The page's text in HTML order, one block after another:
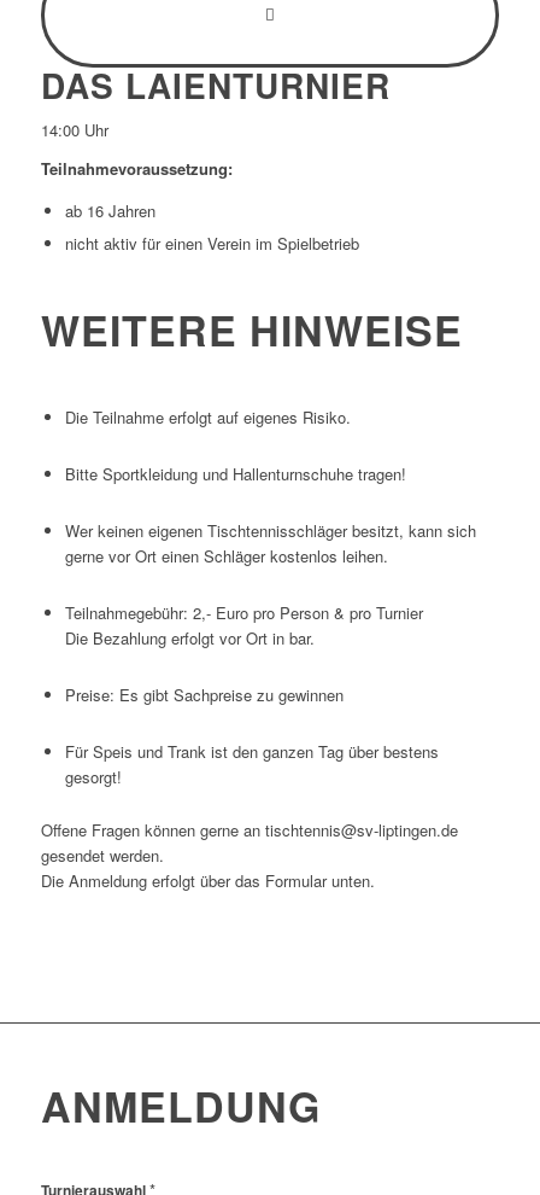
DAS LAIENTURNIER
14:00 Uhr
Teilnahmevoraussetzung:
ab 16 Jahren
nicht aktiv für einen Verein im Spielbetrieb
WEITERE HINWEISE
Die Teilnahme erfolgt auf eigenes Risiko.
Bitte Sportkleidung und Hallenturnschuhe tragen!
Wer keinen eigenen Tischtennisschläger besitzt, kann sich
gerne vor Ort einen Schläger kostenlos leihen.
Teilnahmegebühr: 2,- Euro pro Person & pro Turnier
Die Bezahlung erfolgt vor Ort in bar.
Preise: Es gibt Sachpreise zu gewinnen
Für Speis und Trank ist den ganzen Tag über bestens
gesorgt!
Offene Fragen können gerne an tischtennis@sv-liptingen.de
gesendet werden.
Die Anmeldung erfolgt über das Formular unten.
ANMELDUNG
Turnierauswahl*